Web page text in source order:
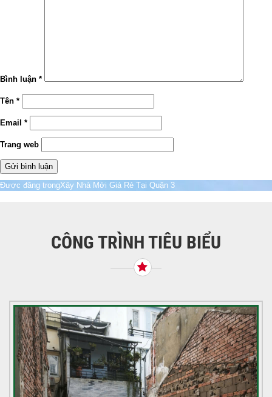
Bình luận *
Tên *
Email *
Trang web
Điều
Được đăng trongXây Nhà Mới Giá Rẻ Tại Quận 3
CÔNG TRÌNH TIÊU BIỂU